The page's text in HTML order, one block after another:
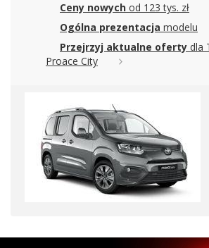
Ceny nowych od 123 tys. zł
Ogólna prezentacja modelu
Przejrzyj aktualne oferty dla
Proace City